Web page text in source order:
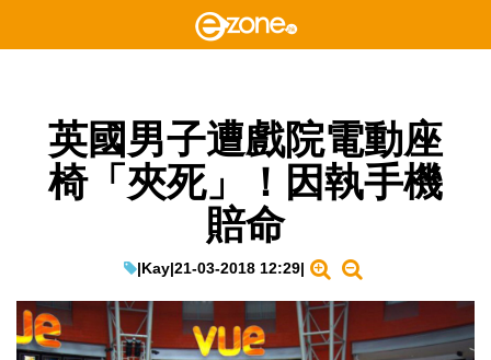
英國男子遭戲院電動座
椅「夾死」！因執手機
賠命
|Kay|21-03-2018 12:29|